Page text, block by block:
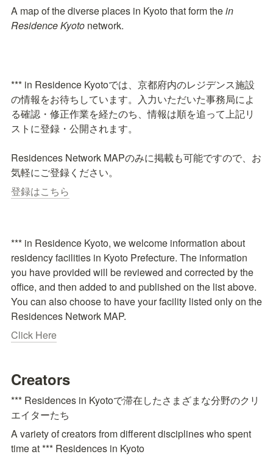
A map of the diverse places in Kyoto that form the in
Residence Kyoto
*** in Residence Kyotoでは、京都府内のレジデンス施設
の情報をお待ちしています。入力いただいた事務局によ
る確認・修正作業を経たのち、情報は順を追って上記リ
ストに登録・公開されます。
Residences Network MAPのみに掲載も可能ですので、お
気軽にご登録ください。
登録はこちら
*** in Residence Kyoto, we welcome information about
residency facilities in Kyoto Prefecture. The information
you have provided will be reviewed and corrected by the
office, and then added to and published on the list above.
You can also choose to have your facility listed only on the
Residences Network MAP.
Click Here
Creators
*** Residences in Kyotoで滞在したさまざまな分野のクリ
エイターたち
A variety of creators from different disciplines who spent
time at *** Residences in Kyoto